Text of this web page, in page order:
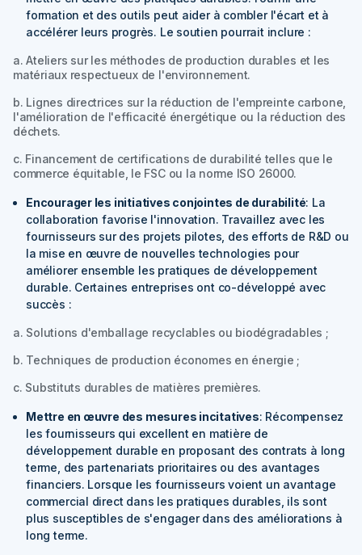
formation et des outils peut aider à combler l'écart et à
accélérer leurs progrès. Le soutien pourrait inclure :
a. Ateliers sur les méthodes de production durables et les
matériaux respectueux de l'environnement.
b. Lignes directrices sur la réduction de l'empreinte carbone,
l'amélioration de l'efficacité énergétique ou la réduction des
déchets.
c. Financement de certifications de durabilité telles que le
commerce équitable, le FSC ou la norme ISO 26000.
Encourager les initiatives conjointes de durabilité: La
collaboration favorise l'innovation. Travaillez avec les
fournisseurs sur des projets pilotes, des efforts de R&D ou
la mise en œuvre de nouvelles technologies pour
améliorer ensemble les pratiques de développement
durable. Certaines entreprises ont co-développé avec
succès :
a. Solutions d'emballage recyclables ou biodégradables ;
b. Techniques de production économes en énergie ;
c. Substituts durables de matières premières.
Mettre en œuvre des mesures incitatives: Récompensez
les fournisseurs qui excellent en matière de
développement durable en proposant des contrats à long
terme, des partenariats prioritaires ou des avantages
financiers. Lorsque les fournisseurs voient un avantage
commercial direct dans les pratiques durables, ils sont
plus susceptibles de s'engager dans des améliorations à
long terme.